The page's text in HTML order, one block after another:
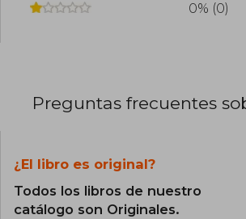
0% (0)
Preguntas frecuentes
¿El libro es original?
Todos los libros de nuestro
catálogo son Originales.